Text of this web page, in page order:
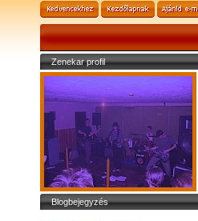
Zenekar profil
Blogbejegyzés